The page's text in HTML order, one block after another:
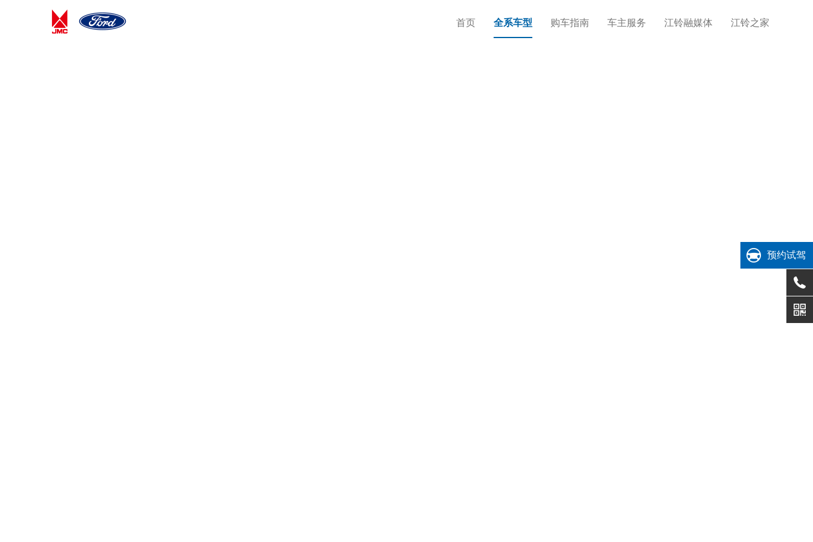
首页 全系车型 购车指南 车主服务 江铃融媒体 江铃之家
预约试驾